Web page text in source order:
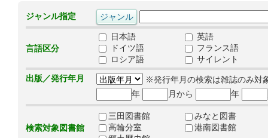
ジャンル指定
言語区分
日本語
英語
ドイツ語
フランス語
ロシア語
サイレント
出版／発行年月
※発行年月の検索は雑誌のみ対
年
月から 年
検索対象図書館
三田図書館
みなと図書
高輪分室
港南図書館